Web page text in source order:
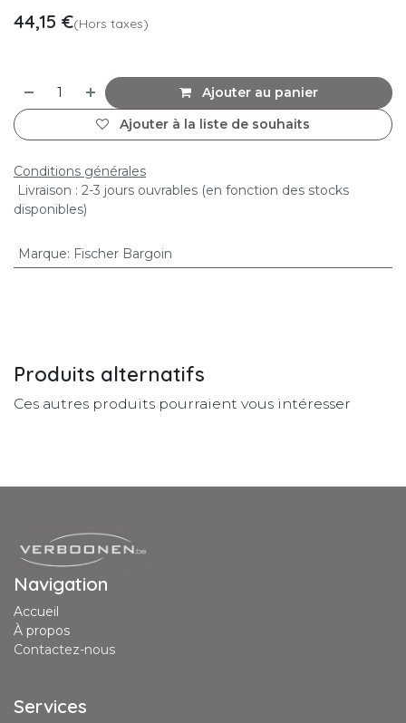
44,15 €(Hors taxes)
Ajouter au panier
Ajouter à la liste de souhaits
Conditions générales
Livraison : 2-3 jours ouvrables (en fonction des stocks
disponibles)
Marque: Fischer Bargoin
Produits alternatifs
Ces autres produits pourraient vous intéresser
Navigation
Accueil
À propos
Contactez-nous
Services